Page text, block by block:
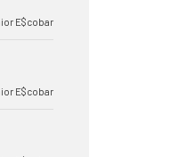
E$cobar
E$cobar